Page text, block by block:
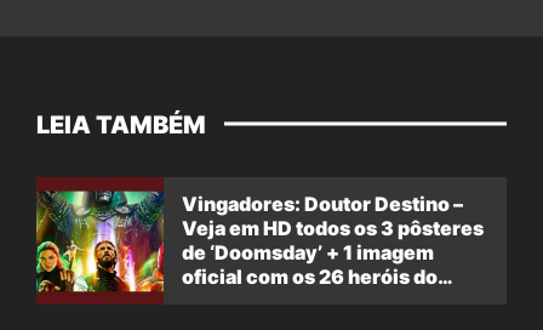
LEIA TAMBÉM
Vingadores: Doutor Destino –
Veja em HD todos os 3 pôsteres
de ‘Doomsday’ + 1 imagem
oficial com os 26 heróis do